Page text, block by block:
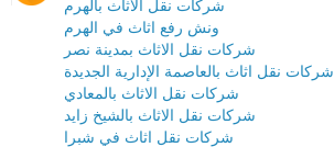
شركات نقل الاثاث بالهرم
ونش رفع اثاث في الهرم
شركات نقل الاثاث بمدينة نصر
شركات نقل اثاث بالعاصمة الإدارية الجديدة
شركات نقل الاثاث بالمعادي
شركات نقل الاثاث بالشيخ زايد
شركات نقل اثاث في شبرا